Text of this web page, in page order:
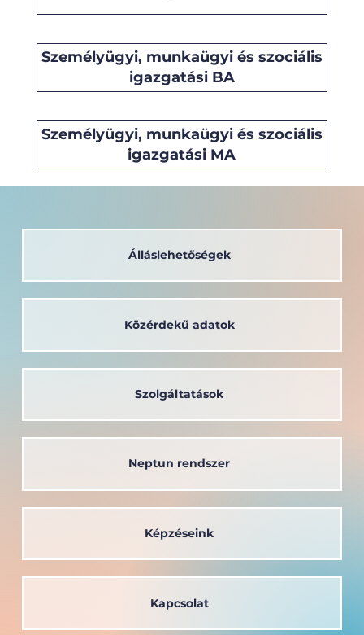
Személyügyi, munkaügyi és szociális
igazgatási BA
Személyügyi, munkaügyi és szociális
igazgatási MA
Álláslehetőségek
Neptun rendszer
Szolgáltatások
Kapcsolat
Közérdekű adatok
Képzéseink